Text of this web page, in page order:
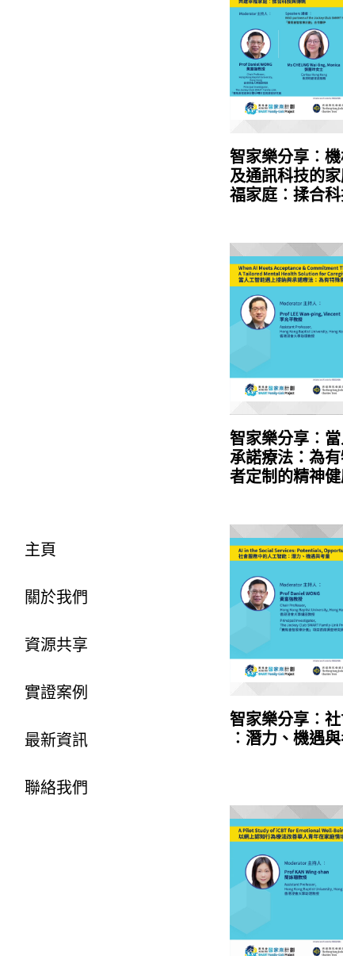
主頁
關於我們
資源共享
實證案例
最新資訊
聯絡我們
智家樂分享︰
及通訊科技的
福家庭︰揉合
智家樂分享︰
承諾療法：為
者定制的精神
智家樂分享︰
︰潛力、機遇